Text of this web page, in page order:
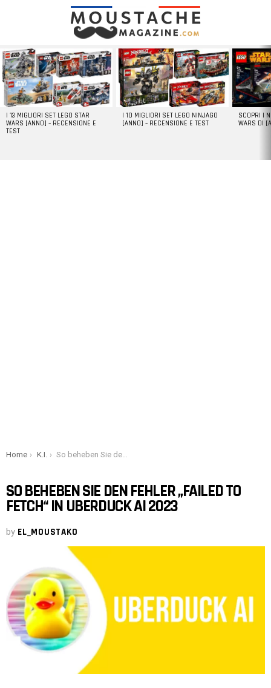
LATEST
STORIES
I 13 MIGLIORI SET LEGO STAR
WARS [ANNO] – RECENSIONE E
TEST
I 10 MIGLIORI SET LEGO NINJAGO
[ANNO] – RECENSIONE E TEST
SCOPRI I
WARS DI
You are here:
Home K.I. So beheben Sie den Fehler „Failed to Fetch“ in Uberduck AI 2023
SO BEHEBEN SIE DEN FEHLER „FAILED TO
FETCH“ IN UBERDUCK AI 2023
by EL_MOUSTAKO